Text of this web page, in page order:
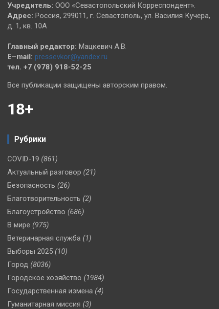
Учредитель: ООО «Севастопольский Корреспондент».
Адрес: Россия, 299011, г. Севастополь, ул. Василия Кучера,
д. 1, кв. 10А
Главный редактор: Мацкевич А.В.
E–mail: pressevkor@yandex.ru
тел. +7 (978) 918-52-25
Все публикации защищены авторским правом.
18+
Рубрики
COVID-19 (861)
Актуальный разговор (21)
Безопасность (26)
Благотворительность (2)
Благоустройство (686)
В мире (975)
Ветеринарная служба (1)
Выборы 2025 (10)
Город (8036)
Городское хозяйство (1984)
Государственная измена (4)
Гуманитарная миссия (3)